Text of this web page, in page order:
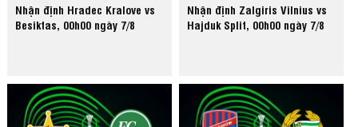
Nhận định Hradec Kralove vs
Besiktas, 00h00 ngày 7/8
Nhận định Zalgiris Vilnius vs
Hajduk Split, 00h00 ngày 7/8